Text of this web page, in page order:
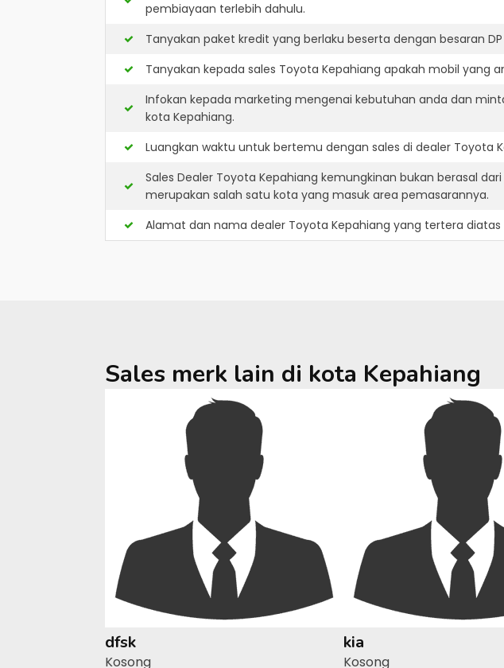
pembiayaan terlebih dahulu.
Tanyakan paket kredit yang berlaku beserta dengan besaran
Tanyakan kepada sales Toyota Kepahiang apakah mobil yang
Infokan kepada marketing mengenai kebutuhan anda dan
kota Kepahiang.
Luangkan waktu untuk bertemu dengan sales di dealer
Sales Dealer Toyota Kepahiang kemungkinan bukan berasal
merupakan salah satu kota yang masuk area pemasarannya.
Alamat dan nama dealer Toyota Kepahiang yang tertera diatas
Sales merk lain di kota Kepahiang
dfsk
Kosong
kia
Kosong